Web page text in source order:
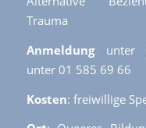
Trauma
Anmeldung unter
unter 01 585 69 66
Kosten: freiwillige